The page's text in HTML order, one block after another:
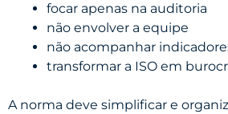
focar apenas na auditoria
não envolver a equipe
não acompanhar
transformar a ISO em
A norma deve simplificar e